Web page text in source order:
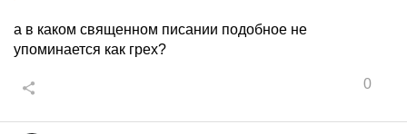
а в каком священном писании подобное не
упоминается как грех?
0